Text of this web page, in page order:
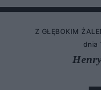
Z GŁĘBOKIM
dnia